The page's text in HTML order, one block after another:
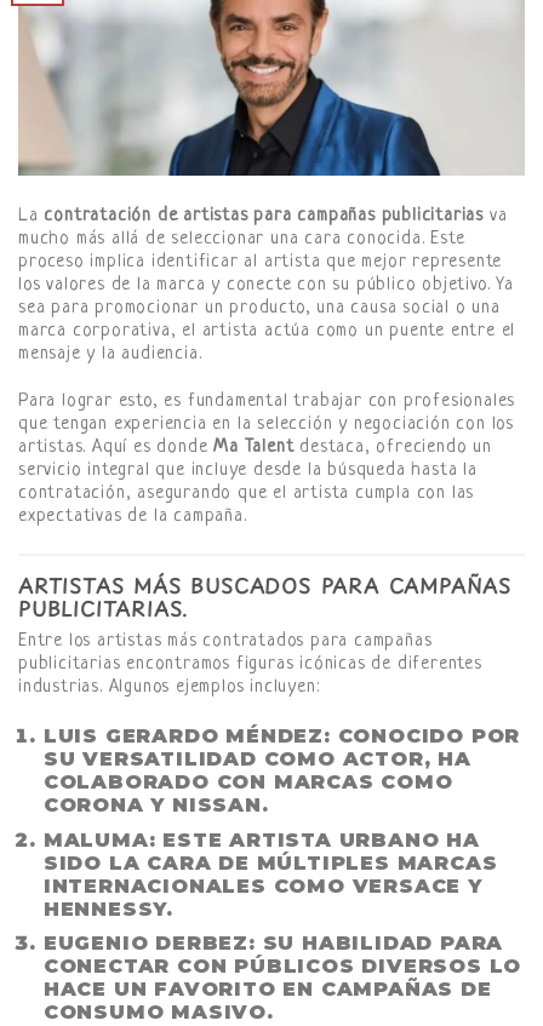
La contratación de artistas para campañas publicitarias va
mucho más allá de seleccionar una cara conocida. Este
proceso implica identificar al artista que mejor represente
los valores de la marca y conecte con su público objetivo. Ya
sea para promocionar un producto, una causa social o una
marca corporativa, el artista actúa como un puente entre el
mensaje y la audiencia.
Para lograr esto, es fundamental trabajar con profesionales
que tengan experiencia en la selección y negociación con los
artistas. Aquí es dondeMa Talentdestaca, ofreciendo un
servicio integral que incluye desde la búsqueda hasta la
contratación, asegurando que el artista cumpla con las
expectativas de la campaña.
ARTISTAS MÁS BUSCADOS PARA CAMPAÑAS
PUBLICITARIAS.
Entre los artistas más contratados para campañas
publicitarias encontramos figuras icónicas de diferentes
industrias. Algunos ejemplos incluyen:
LUIS GERARDO MÉNDEZ: CONOCIDO POR
SU VERSATILIDAD COMO ACTOR, HA
COLABORADO CON MARCAS COMO
CORONA Y NISSAN.
MALUMA: ESTE ARTISTA URBANO HA
SIDO LA CARA DE MÚLTIPLES MARCAS
INTERNACIONALES COMO VERSACE Y
HENNESSY.
EUGENIO DERBEZ: SU HABILIDAD PARA
CONECTAR CON PÚBLICOS DIVERSOS LO
HACE UN FAVORITO EN CAMPAÑAS DE
CONSUMO MASIVO.